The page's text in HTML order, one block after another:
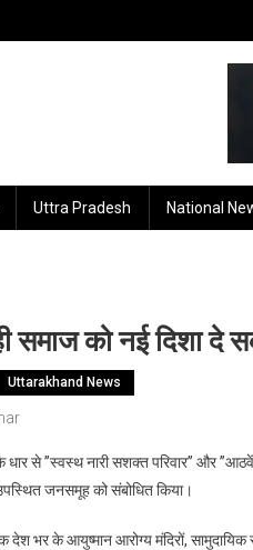
Uttra Pradesh National
को नई दिशा दे
Uttarakhand News
से ’’स्वस्थ नारी सशक्त परिवार’’ और
जनसमूह को संबोधित किया।
भर के आयुष्मान आरोग्य मंदिरों, सामुदायिक